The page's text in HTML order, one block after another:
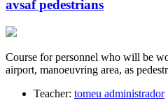
avsaf pedestrians
Course for personnel who will be
airport, manoeuvring area, as
Teacher: tomeu administrador